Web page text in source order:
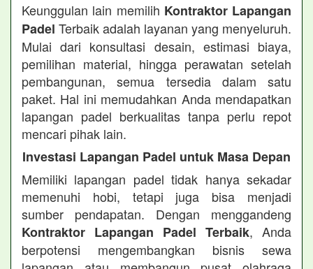
Keunggulan lain memilih Kontraktor Lapangan
Padel Terbaik adalah layanan yang menyeluruh.
Mulai dari konsultasi desain, estimasi biaya,
pemilihan material, hingga perawatan setelah
pembangunan, semua tersedia dalam satu
paket. Hal ini memudahkan Anda mendapatkan
lapangan padel berkualitas tanpa perlu repot
mencari pihak lain.
Investasi Lapangan Padel untuk Masa Depan
Memiliki lapangan padel tidak hanya sekadar
memenuhi hobi, tetapi juga bisa menjadi
sumber pendapatan. Dengan menggandeng
Kontraktor Lapangan Padel Terbaik, Anda
berpotensi mengembangkan bisnis sewa